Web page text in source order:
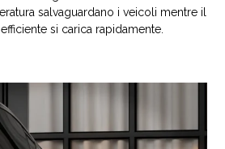
salvaguardano i veicoli mentre il
si carica rapidamente.